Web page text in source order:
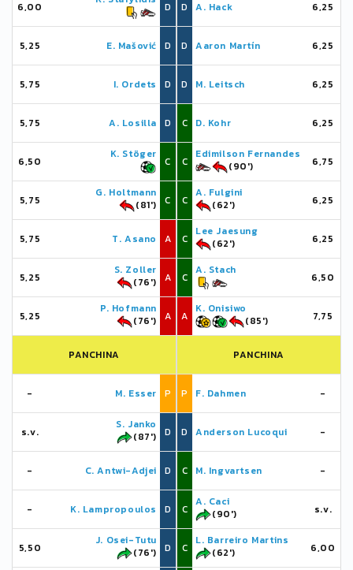
6,00 D
5,25 E. Mašović D
5,75 I. Ordets D
5,75 A. Losilla D
6,50
K. Stöger
C
5,75
G. Holtmann
(81')
C
5,75 T. Asano A
5,25
S. Zoller
(76')
A
5,25
P. Hofmann
(76')
A
PANCHINA
- M. Esser P
s.v.
S. Janko
(87')
D
- C. Antwi-Adjei D
- K. Lampropoulos D
5,50
J. Osei-Tutu
(76')
D
D A. Hack 6,25
D Aaron Martín 6,25
D M. Leitsch 6,25
C D. Kohr 6,25
C
Edimilson Fernandes
(90')
6,75
C
A. Fulgini
(62')
6,25
C
Lee Jaesung
(62')
6,25
C
A. Stach
6,50
A
K. Onisiwo
(85')
7,75
PANCHINA
P F. Dahmen -
D Anderson Lucoqui -
C M. Ingvartsen -
C
A. Caci
(90')
s.v.
C
L. Barreiro Martins
(62')
6,00